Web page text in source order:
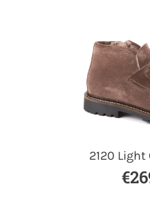
2120